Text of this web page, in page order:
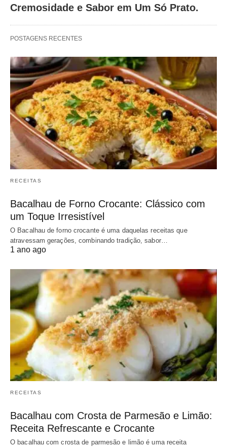
Cremosidade e Sabor em Um Só Prato.
POSTAGENS RECENTES
RECEITAS
Bacalhau de Forno Crocante: Clássico com
um Toque Irresistível
O Bacalhau de forno crocante é uma daquelas receitas que
atravessam gerações, combinando tradição, sabor…
1 ano ago
RECEITAS
Bacalhau com Crosta de Parmesão e Limão:
Receita Refrescante e Crocante
O bacalhau com crosta de parmesão e limão é uma receita